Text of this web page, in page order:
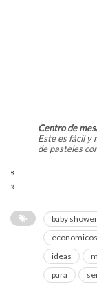
Centro de
Este es fácil y
de pasteles
«
»
baby shower
economicos
ideas
para